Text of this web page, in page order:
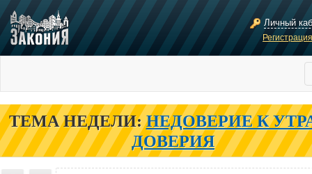
Личный
ТЕМА НЕДЕЛИ: НЕДОВЕРИЕ К
ДОВЕРИЯ